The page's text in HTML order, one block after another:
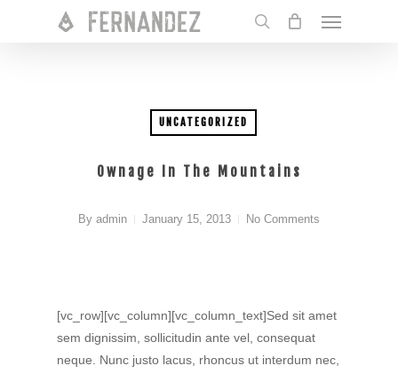
Menu
UNCATEGORIZED
Ownage In The Mountains
By admin January 15, 2013 No Comments
[vc_row][vc_column][vc_column_text]Sed sit amet
sem dignissim, sollicitudin ante vel, consequat
neque. Nunc justo lacus, rhoncus ut interdum nec,